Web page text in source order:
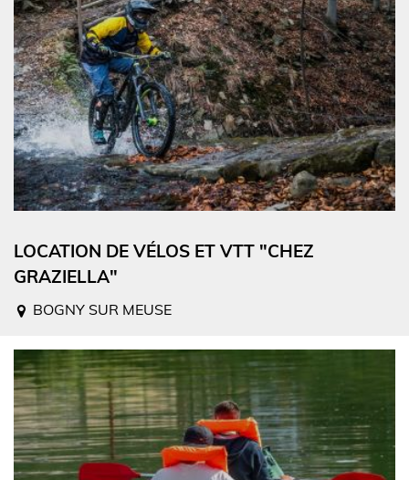
LOCATION DE VÉLOS ET VTT "CHEZ
GRAZIELLA"
BOGNY SUR MEUSE